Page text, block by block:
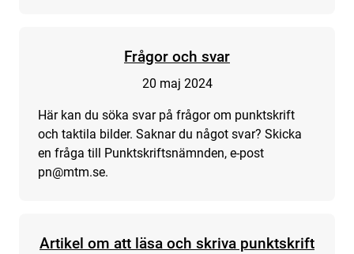
Frågor och svar
20 maj 2024
Här kan du söka svar på frågor om punktskrift
och taktila bilder. Saknar du något svar? Skicka
en fråga till Punktskriftsnämnden, e-post
pn@mtm.se.
Artikel om att läsa och skriva punktskrift